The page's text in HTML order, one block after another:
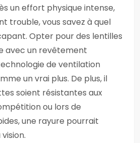
un effort physique intense,
trouble, vous savez à quel
Opter pour des lentilles
avec un revêtement
de ventilation
un vrai plus. De plus, il
soient résistantes aux
ou lors de
une rayure pourrait